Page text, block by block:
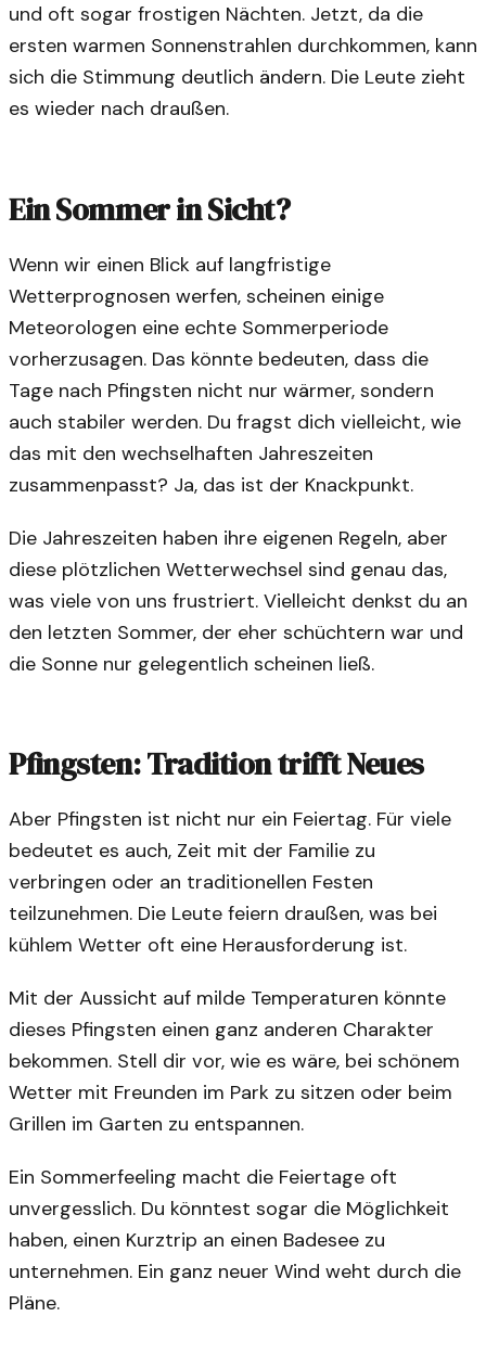
und oft sogar frostigen Nächten. Jetzt, da die
ersten warmen Sonnenstrahlen durchkommen, kann
sich die Stimmung deutlich ändern. Die Leute zieht
es wieder nach draußen.
Ein Sommer in Sicht?
Wenn wir einen Blick auf langfristige
Wetterprognosen werfen, scheinen einige
Meteorologen eine echte Sommerperiode
vorherzusagen. Das könnte bedeuten, dass die
Tage nach Pfingsten nicht nur wärmer, sondern
auch stabiler werden. Du fragst dich vielleicht, wie
das mit den wechselhaften Jahreszeiten
zusammenpasst? Ja, das ist der Knackpunkt.
Die Jahreszeiten haben ihre eigenen Regeln, aber
diese plötzlichen Wetterwechsel sind genau das,
was viele von uns frustriert. Vielleicht denkst du an
den letzten Sommer, der eher schüchtern war und
die Sonne nur gelegentlich scheinen ließ.
Pfingsten: Tradition trifft Neues
Aber Pfingsten ist nicht nur ein Feiertag. Für viele
bedeutet es auch, Zeit mit der Familie zu
verbringen oder an traditionellen Festen
teilzunehmen. Die Leute feiern draußen, was bei
kühlem Wetter oft eine Herausforderung ist.
Mit der Aussicht auf milde Temperaturen könnte
dieses Pfingsten einen ganz anderen Charakter
bekommen. Stell dir vor, wie es wäre, bei schönem
Wetter mit Freunden im Park zu sitzen oder beim
Grillen im Garten zu entspannen.
Ein Sommerfeeling macht die Feiertage oft
unvergesslich. Du könntest sogar die Möglichkeit
haben, einen Kurztrip an einen Badesee zu
unternehmen. Ein ganz neuer Wind weht durch die
Pläne.